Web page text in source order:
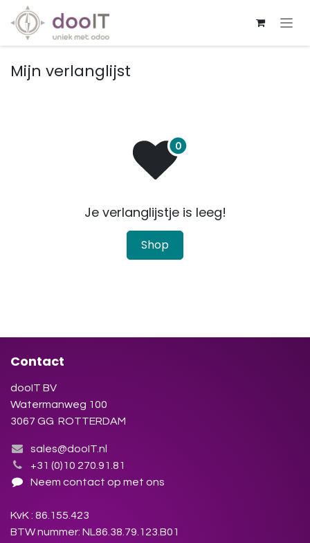
Overslaan naar inhoud
Mijn verlanglijst
Je verlanglijstje is leeg!
Shop
Contact
dooIT BV
Watermanweg 100
3067 GG ROTTERDAM
sales@dooIT.nl
+31 (0)10 270.91.81
Neem contact op met ons
KvK : 86.155.423
BTW nummer: NL86.38.79.123.B01